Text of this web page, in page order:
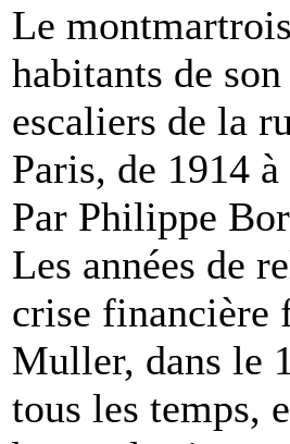
Le
habitants de
escaliers de la
Paris, de 1914
Par Philippe
Les années de
crise financière
Muller, dans le
tous les temps,